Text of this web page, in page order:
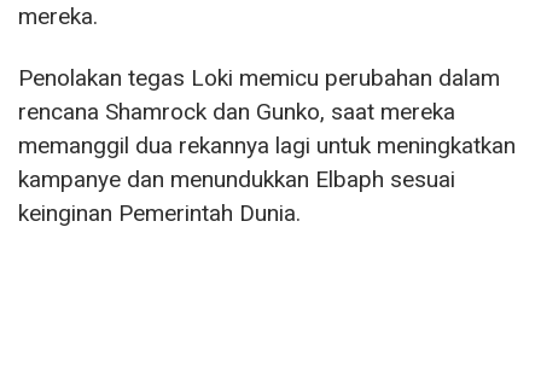
mereka.
Penolakan tegas Loki memicu perubahan dalam
rencana Shamrock dan Gunko, saat mereka
memanggil dua rekannya lagi untuk meningkatkan
kampanye dan menundukkan Elbaph sesuai
keinginan Pemerintah Dunia.